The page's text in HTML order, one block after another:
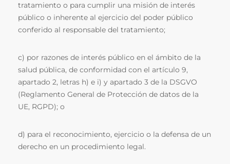
tratamiento o para cumplir una misión de interés
público o inherente al ejercicio del poder público
conferido al responsable del tratamiento;
c) por razones de interés público en el ámbito de la
salud pública, de conformidad con el artículo 9,
apartado 2, letras h) e i) y apartado 3 de la DSGVO
(Reglamento General de Protección de datos de la
UE, RGPD); o
d) para el reconocimiento, ejercicio o la defensa de un
derecho en un procedimiento legal.